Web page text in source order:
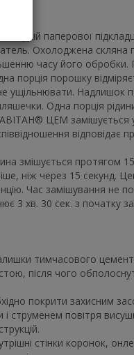
паперової
Охолоджена скляна
часу його обробки.
порція порошку
ущільнювати. Надлишок
Одна порція
ЦЕМ замішується у
відповідає
змішується протягом
ніж через 15 секунд.
Час замішування не
3 хв. 30 сек. з початку
тимчасового
після чого
покрити захисним
повітря
стінки коронок,